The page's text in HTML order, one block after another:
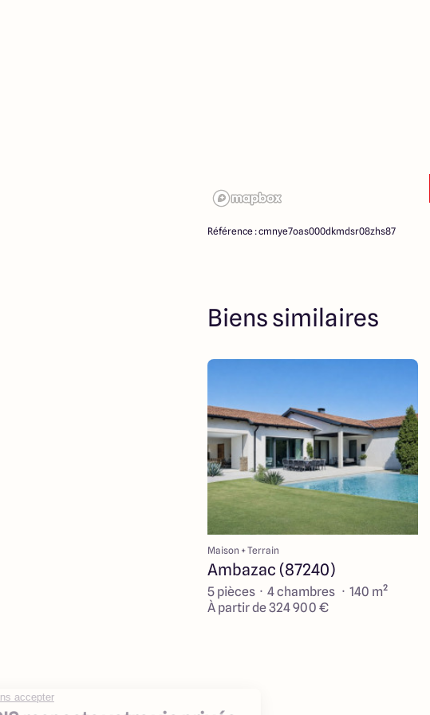
Référence : cmnye7oas000dkmdsr08zhs87
Biens similaires
Maison + Terrain
Ambazac (87240)
5 pièces · 4 chambres · 140 m²
À partir de 324 900 €